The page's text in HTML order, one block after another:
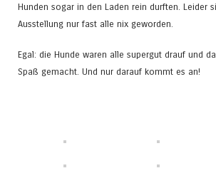
Hunden sogar in den Laden rein durften. Leider
Ausstellung nur fast alle nix geworden.
Egal: die Hunde waren alle supergut drauf und
Spaß gemacht. Und nur darauf kommt es an!